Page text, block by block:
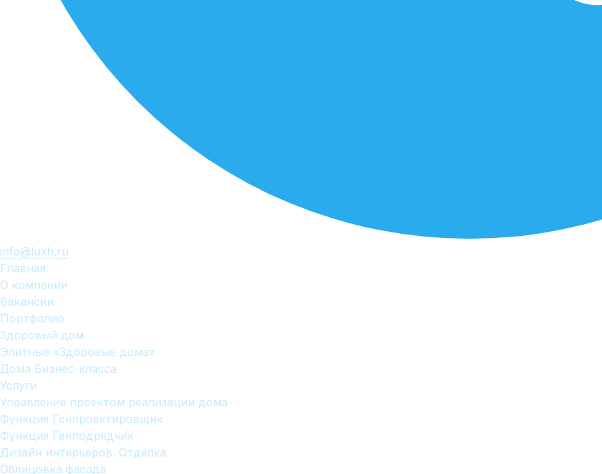
info@luxh.ru
Главная
О компании
Вакансии
Портфолио
Здоровый дом
Элитные «Здоровые дома»
Дома Бизнес-класса
Услуги
Управление проектом реализации дома
Функция Генпроектировщик
Функция Генподрядчик
Дизайн интерьеров. Отделка
Облицовка фасада